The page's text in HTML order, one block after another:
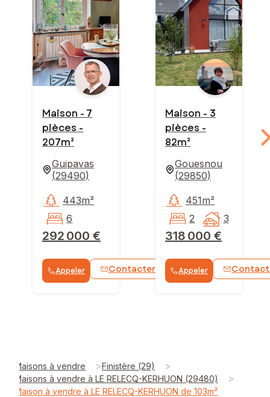
Maison - 7
pièces -
207m²
Guipavas
(29490)
292 000 €
443m²
6
Appeler Contacter WhatsApp
Maison - 3
pièces -
82m²
Gouesnou
(29850)
318 000 €
451m²
2
3
Appeler
Maisons à vendre >Finistère (29) >
Maisons à vendre à LE RELECQ-KERHUON (29480) >
Maison à vendre à LE RELECQ-KERHUON de 103m²